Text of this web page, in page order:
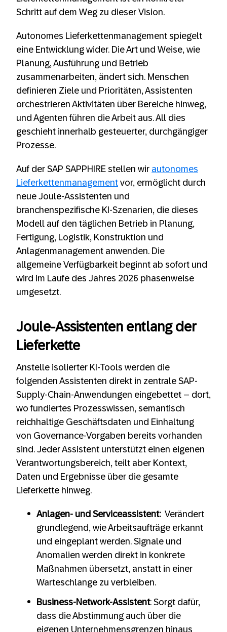
Schritt auf dem Weg zu dieser Vision.
Autonomes Lieferkettenmanagement spiegelt
eine Entwicklung wider. Die Art und Weise, wie
Planung, Ausführung und Betrieb
zusammenarbeiten, ändert sich. Menschen
definieren Ziele und Prioritäten, Assistenten
orchestrieren Aktivitäten über Bereiche hinweg,
und Agenten führen die Arbeit aus. All dies
geschieht innerhalb gesteuerter, durchgängiger
Prozesse.
Auf der SAP SAPPHIRE stellen wir autonomes
Lieferkettenmanagement vor, ermöglicht durch
neue Joule-Assistenten und
branchenspezifische KI-Szenarien, die dieses
Modell auf den täglichen Betrieb in Planung,
Fertigung, Logistik, Konstruktion und
Anlagenmanagement anwenden. Die
allgemeine Verfügbarkeit beginnt ab sofort und
wird im Laufe des Jahres 2026 phasenweise
umgesetzt.
Joule-Assistenten entlang der
Lieferkette
Anstelle isolierter KI-Tools werden die
folgenden Assistenten direkt in zentrale SAP-
Supply-Chain-Anwendungen eingebettet – dort,
wo fundiertes Prozesswissen, semantisch
reichhaltige Geschäftsdaten und Einhaltung
von Governance-Vorgaben bereits vorhanden
sind. Jeder Assistent unterstützt einen eigenen
Verantwortungsbereich, teilt aber Kontext,
Daten und Ergebnisse über die gesamte
Lieferkette hinweg.
Anlagen- und Serviceassistent: Verändert
grundlegend, wie Arbeitsaufträge erkannt
und eingeplant werden. Signale und
Anomalien werden direkt in konkrete
Maßnahmen übersetzt, anstatt in einer
Warteschlange zu verbleiben.
Business-Network-Assistent: Sorgt dafür,
dass die Abstimmung auch über die
eigenen Unternehmensgrenzen hinaus